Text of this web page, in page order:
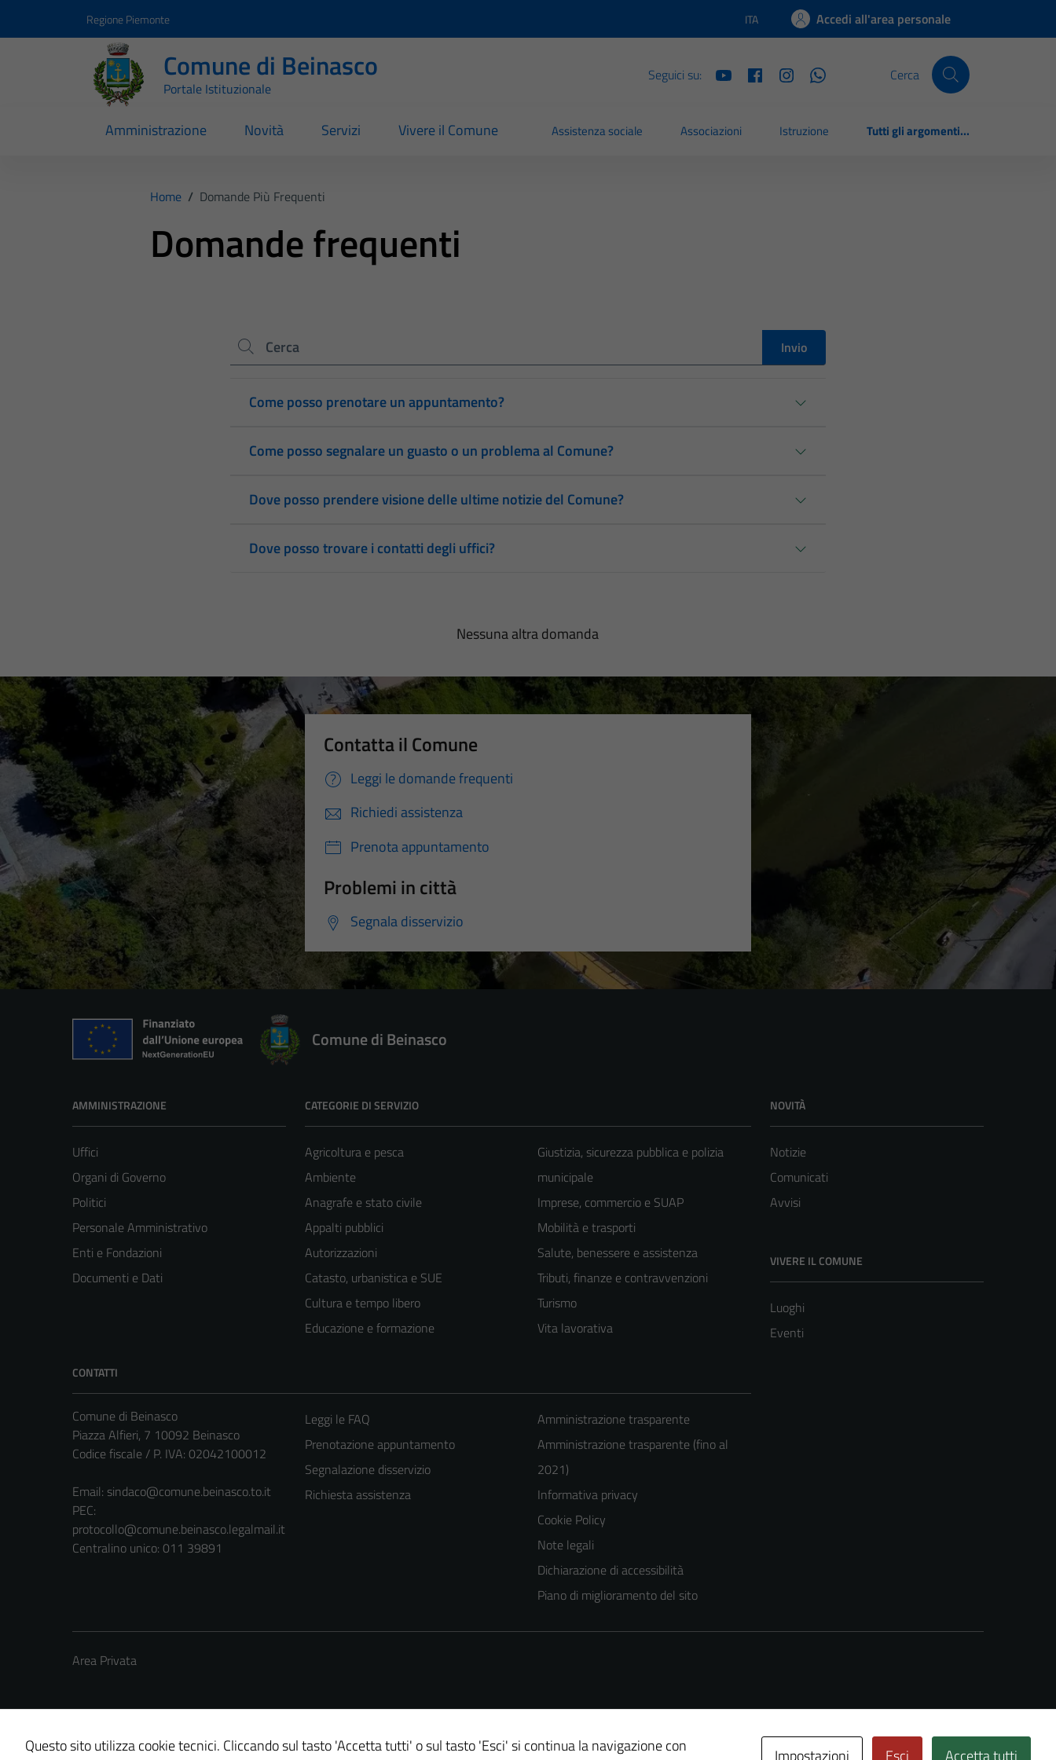
Regione Piemonte Lingua attiva:
ITA Accedi all'area personale
Comune di Beinasco
Portale Istituzionale
Seguici su: Cerca
Amministrazione Novità Servizi Vivere il Comune Assistenza sociale Associazioni Istruzione Tutti gli argomenti...
Home / Domande Più Frequenti
Domande frequenti
Cerca nel sito Invio
Come posso prenotare un appuntamento?
Come posso segnalare un guasto o un problema al Comune?
Dove posso prendere visione delle ultime notizie del Comune?
Dove posso trovare i contatti degli uffici?
Nessuna altra domanda
Contatta il Comune
Leggi le domande frequenti
Richiedi assistenza
Prenota appuntamento
Problemi in città
Segnala disservizio
Comune di Beinasco
AMMINISTRAZIONE
Uffici
Organi di Governo
Politici
Personale Amministrativo
Enti e Fondazioni
Documenti e Dati
CATEGORIE DI SERVIZIO
Agricoltura e pesca
Ambiente
Anagrafe e stato civile
Appalti pubblici
Autorizzazioni
Catasto, urbanistica e SUE
Cultura e tempo libero
Educazione e formazione
Giustizia, sicurezza pubblica e polizia
municipale
Imprese, commercio e SUAP
Mobilità e trasporti
Salute, benessere e assistenza
Tributi, finanze e contravvenzioni
Turismo
Vita lavorativa
NOVITÀ
Notizie
Comunicati
Avvisi
VIVERE IL COMUNE
Luoghi
Eventi
CONTATTI
Comune di Beinasco
Piazza Alfieri, 7 10092 Beinasco
Codice fiscale / P. IVA: 02042100012
Email: sindaco@comune.beinasco.to.it
PEC:
protocollo@comune.beinasco.legalmail.it
Centralino unico: 011 39891
Leggi le FAQ
Prenotazione appuntamento
Segnalazione disservizio
Richiesta assistenza
Amministrazione trasparente
Amministrazione trasparente (fino al
2021)
Informativa privacy
Cookie Policy
Note legali
Dichiarazione di accessibilità
Piano di miglioramento del sito
Area Privata
Questo sito utilizza cookie tecnici. Cliccando sul tasto 'Accetta tutti' o sul tasto 'Esci' si continua la navigazione con
Impostazioni Esci Accetta tutti